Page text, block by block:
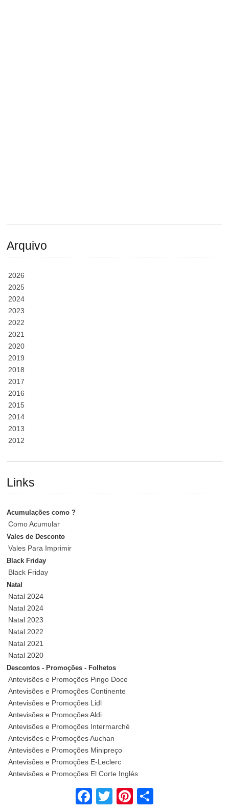
Arquivo
2026
2025
2024
2023
2022
2021
2020
2019
2018
2017
2016
2015
2014
2013
2012
Links
Acumulações como ?
Como Acumular
Vales de Desconto
Vales Para Imprimir
Black Friday
Black Friday
Natal
Natal 2024
Natal 2024
Natal 2023
Natal 2022
Natal 2021
Natal 2020
Descontos - Promoções - Folhetos
Antevisões e Promoções Pingo Doce
Antevisões e Promoções Continente
Antevisões e Promoções Lidl
Antevisões e Promoções Aldi
Antevisões e Promoções Intermarché
Antevisões e Promoções Auchan
Antevisões e Promoções Minipreço
Antevisões e Promoções E-Leclerc
Antevisões e Promoções El Corte Inglés
Descontos e Promoções Tecnologia
Facebook Twitter Pinterest